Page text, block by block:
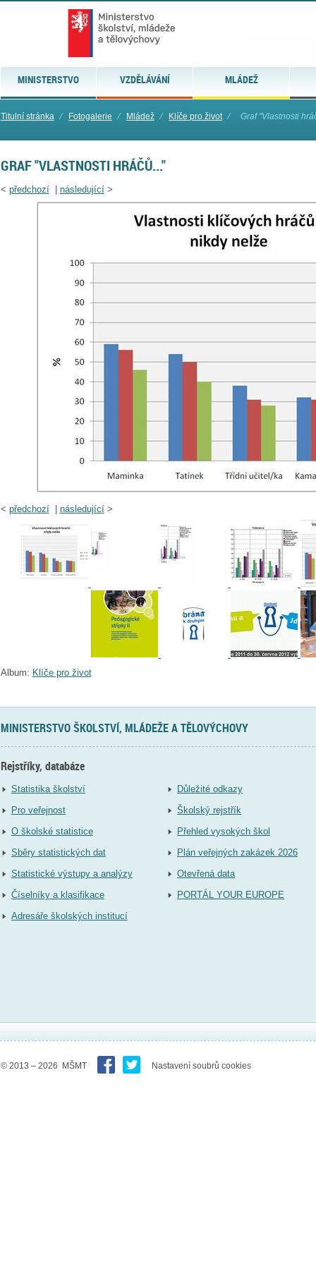
MINISTERSTVO VZDĚLÁVÁNÍ MLÁDEŽ
Titulní stránka ⁄ Fotogalerie ⁄ Mládež ⁄ Klíče pro život ⁄ Graf "Vlastnosti
GRAF "VLASTNOSTI HRÁČŮ..."
< předchozí| následující>
< předchozí| následující>
Album: Klíče pro život
MINISTERSTVO ŠKOLSTVÍ, MLÁDEŽE A TĚLOVÝCHOVY
Rejstříky, databáze
Statistika školství
Pro veřejnost
O školské statistice
Sběry statistických dat
Statistické výstupy a analýzy
Číselníky a klasifikace
Adresáře školských institucí
Důležité odkazy
Školský rejstřík
Přehled vysokých škol
Plán veřejných zakázek 2026
Otevřená data
PORTÁL YOUR EUROPE
© 2013 – 2026 MŠMT Nastavení soubrů cookies